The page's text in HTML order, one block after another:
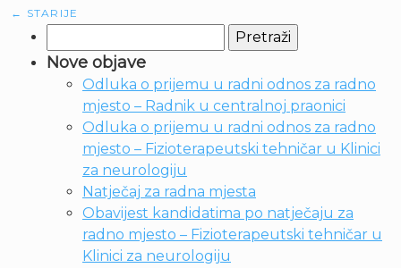
← STARIJE
Nove objave
Odluka o prijemu u radni odnos za radno
mjesto – Radnik u centralnoj praonici
Odluka o prijemu u radni odnos za radno
mjesto – Fizioterapeutski tehničar u Klinici
za neurologiju
Natječaj za radna mjesta
Obavijest kandidatima po natječaju za
radno mjesto – Fizioterapeutski tehničar u
Klinici za neurologiju